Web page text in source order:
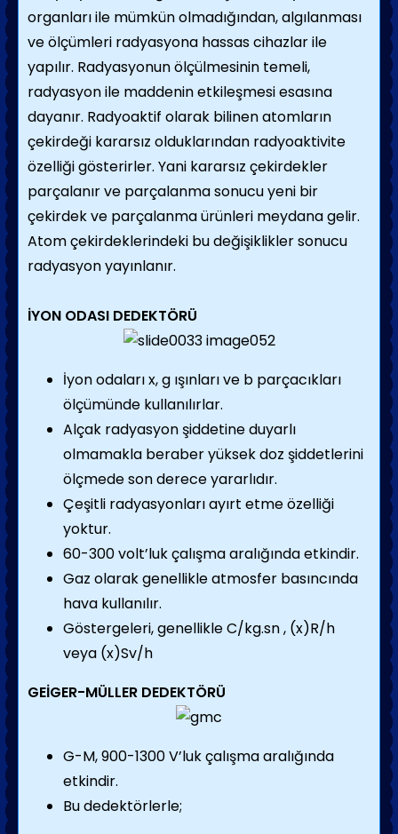
organları ile mümkün olmadığından, algılanması
ve ölçümleri radyasyona hassas cihazlar ile
yapılır. Radyasyonun ölçülmesinin temeli,
radyasyon ile maddenin etkileşmesi esasına
dayanır. Radyoaktif olarak bilinen atomların
çekirdeği kararsız olduklarından radyoaktivite
özelliği gösterirler. Yani kararsız çekirdekler
parçalanır ve parçalanma sonucu yeni bir
çekirdek ve parçalanma ürünleri meydana gelir.
Atom çekirdeklerindeki bu değişiklikler sonucu
radyasyon yayınlanır.
İYON ODASI DEDEKTÖRÜ
İyon odaları x, g ışınları ve b parçacıkları
ölçümünde kullanılırlar.
Alçak radyasyon şiddetine duyarlı
olmamakla beraber yüksek doz şiddetlerini
ölçmede son derece yararlıdır.
Çeşitli radyasyonları ayırt etme özelliği
yoktur.
60-300 volt’luk çalışma aralığında etkindir.
Gaz olarak genellikle atmosfer basıncında
hava kullanılır.
Göstergeleri, genellikle C/kg.sn , (x)R/h
veya (x)Sv/h
GEİGER-MÜLLER DEDEKTÖRÜ
G-M, 900-1300 V’luk çalışma aralığında
etkindir.
Bu dedektörlerle;